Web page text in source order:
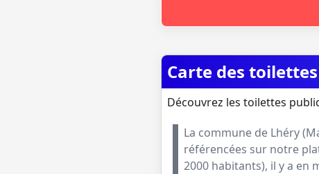
Carte des
Découvrez les toilettes
La commune de Lhéry(
référencées sur notre
2000 habitants), il y a en